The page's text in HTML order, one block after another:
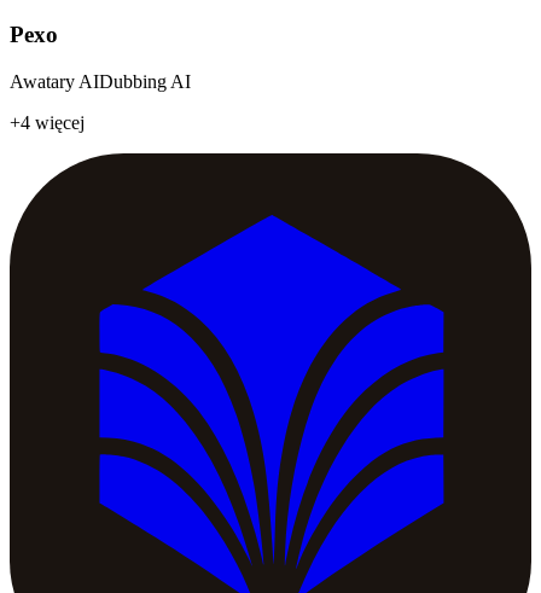
Pexo
Awatary AIDubbing AI
+4 więcej